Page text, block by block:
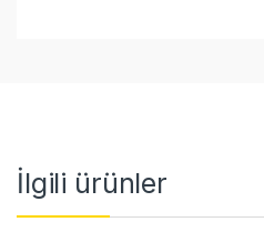
İlgili ürünler